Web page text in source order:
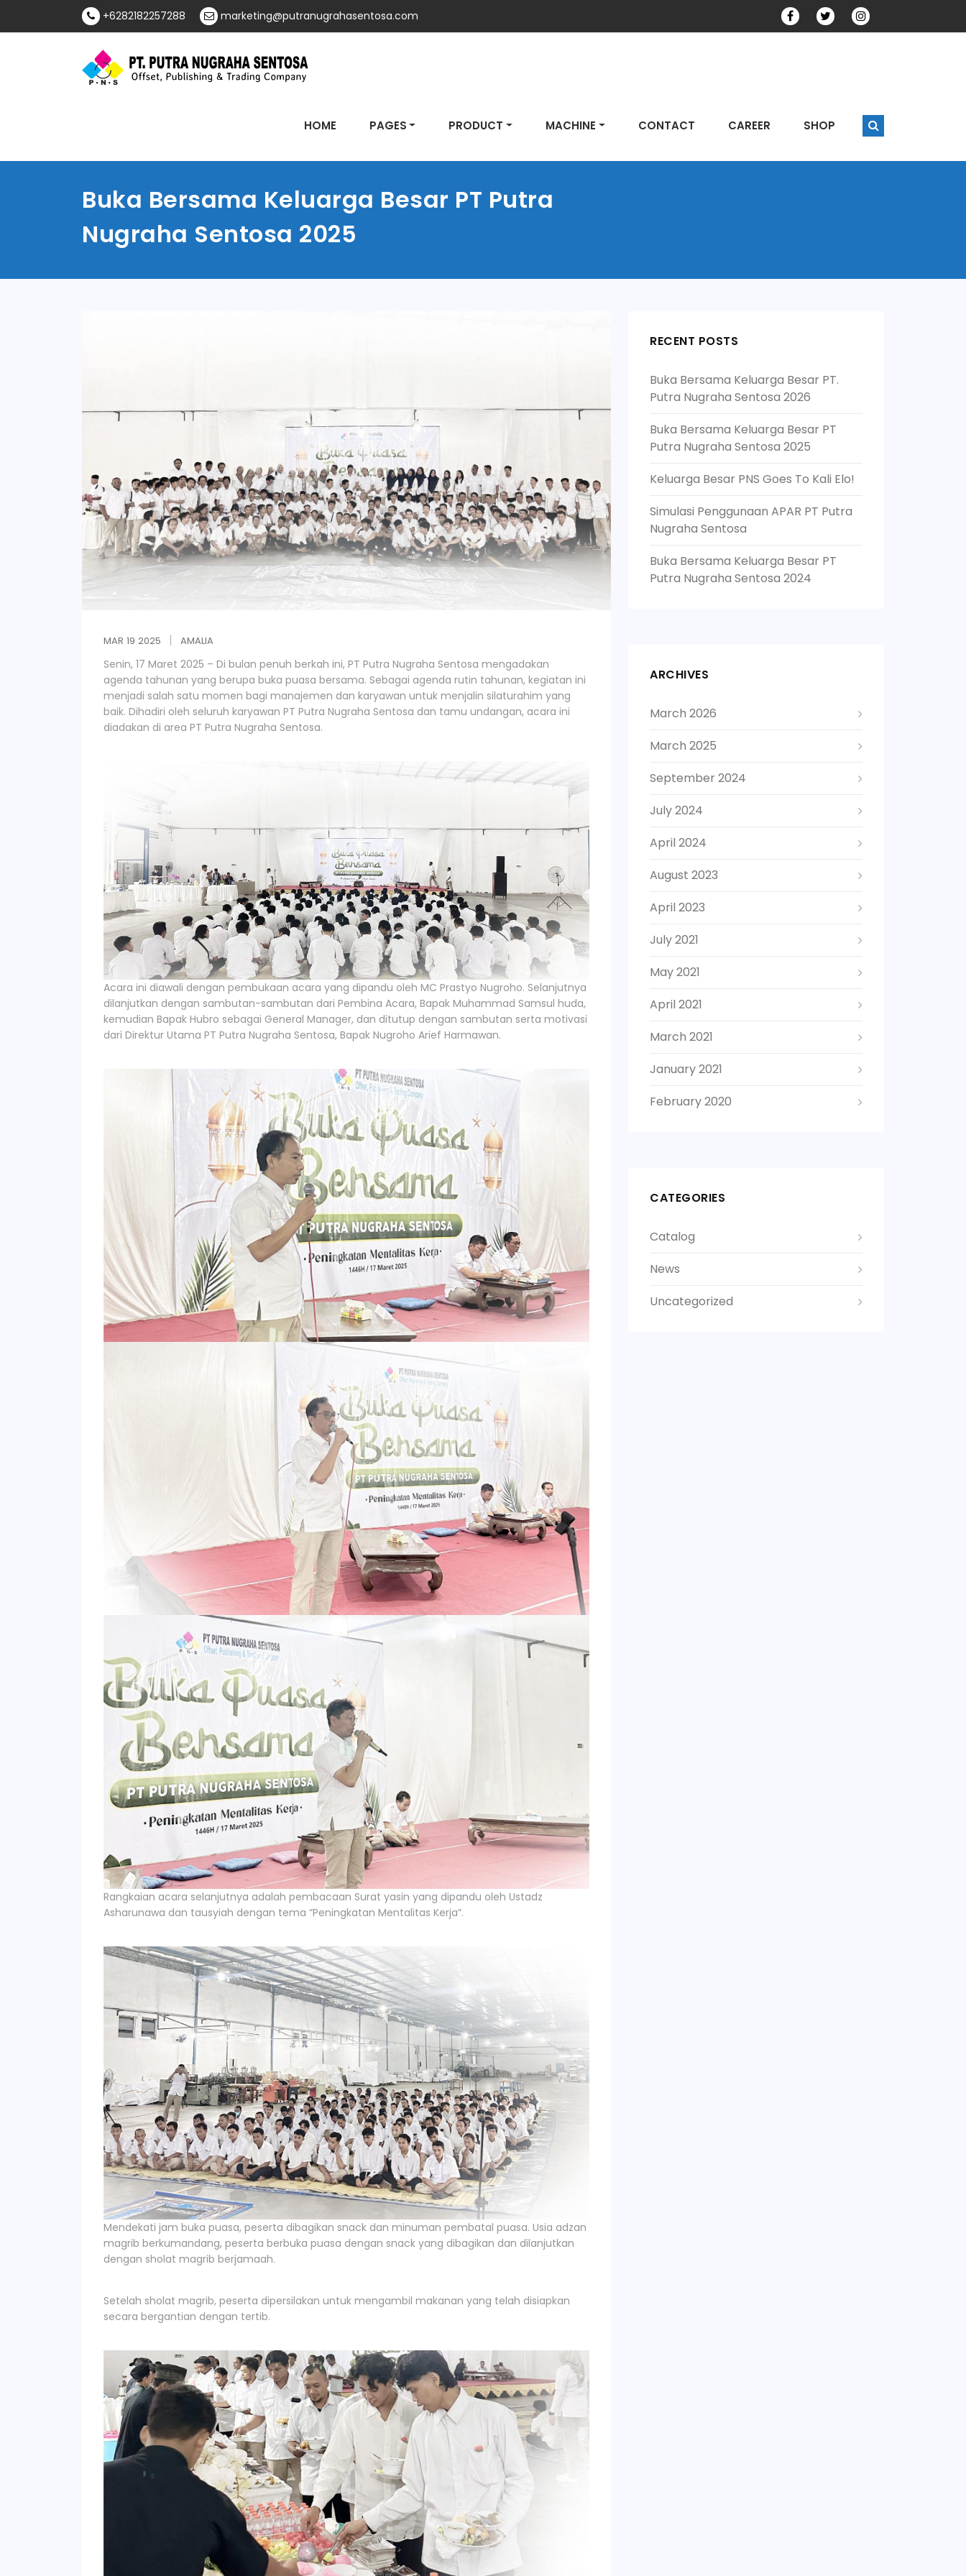
+6282182257288 marketing@putranugrahasentosa.com
HOME PAGES PRODUCT MACHINE CONTACT CAREER SHOP
Buka Bersama Keluarga Besar PT Putra
Nugraha Sentosa 2025
MAR 19 2025 AMALIA
Senin, 17 Maret 2025 – Di bulan penuh berkah ini, PT Putra Nugraha Sentosa mengadakan
agenda tahunan yang berupa buka puasa bersama. Sebagai agenda rutin tahunan, kegiatan ini
menjadi salah satu momen bagi manajemen dan karyawan untuk menjalin silaturahim yang
baik. Dihadiri oleh seluruh karyawan PT Putra Nugraha Sentosa dan tamu undangan, acara ini
diadakan di area PT Putra Nugraha Sentosa.
Acara ini diawali dengan pembukaan acara yang dipandu oleh MC Prastyo Nugroho. Selanjutnya
dilanjutkan dengan sambutan-sambutan dari Pembina Acara, Bapak Muhammad Samsul huda,
kemudian Bapak Hubro sebagai General Manager, dan ditutup dengan sambutan serta motivasi
dari Direktur Utama PT Putra Nugraha Sentosa, Bapak Nugroho Arief Harmawan.
Rangkaian acara selanjutnya adalah pembacaan Surat yasin yang dipandu oleh Ustadz
Asharunawa dan tausyiah dengan tema “Peningkatan Mentalitas Kerja”.
Mendekati jam buka puasa, peserta dibagikan snack dan minuman pembatal puasa. Usia adzan
magrib berkumandang, peserta berbuka puasa dengan snack yang dibagikan dan dilanjutkan
dengan sholat magrib berjamaah.
Setelah sholat magrib, peserta dipersilakan untuk mengambil makanan yang telah disiapkan
secara bergantian dengan tertib.
RECENT POSTS
Buka Bersama Keluarga Besar PT.
Putra Nugraha Sentosa 2026
Buka Bersama Keluarga Besar PT
Putra Nugraha Sentosa 2025
Keluarga Besar PNS Goes To Kali Elo!
Simulasi Penggunaan APAR PT Putra
Nugraha Sentosa
Buka Bersama Keluarga Besar PT
Putra Nugraha Sentosa 2024
ARCHIVES
March 2026
March 2025
September 2024
July 2024
April 2024
August 2023
April 2023
July 2021
May 2021
April 2021
March 2021
January 2021
February 2020
CATEGORIES
Catalog
News
Uncategorized